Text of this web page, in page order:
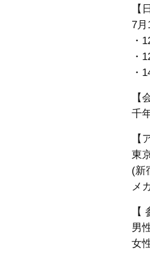
【
7月
・
・
・
【
千
【
東
(新
メ
【
男
女